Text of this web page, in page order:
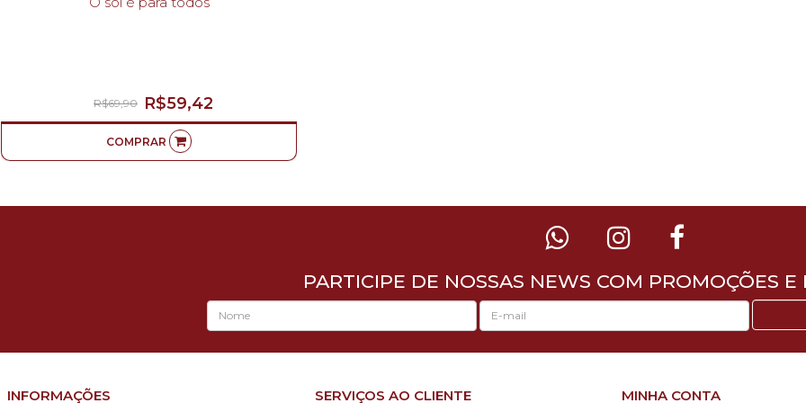
R$59,42
R$69,90
COMPRAR
PARTICIPE DE NOSSAS NEWS COM PROMOÇÕES E
INFORMAÇÕES SERVIÇOS AO CLIENTE MINHA CONTA